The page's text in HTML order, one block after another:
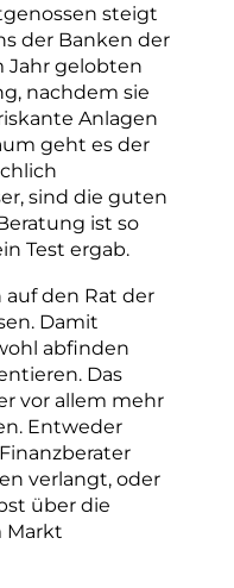
steigt
der Banken der
Jahr gelobten
nachdem sie
Anlagen
geht es der
sind die guten
ist so
Test ergab.
den Rat der
Damit
abfinden
Das
vor allem mehr
Entweder
verlangt, oder
über die
Markt